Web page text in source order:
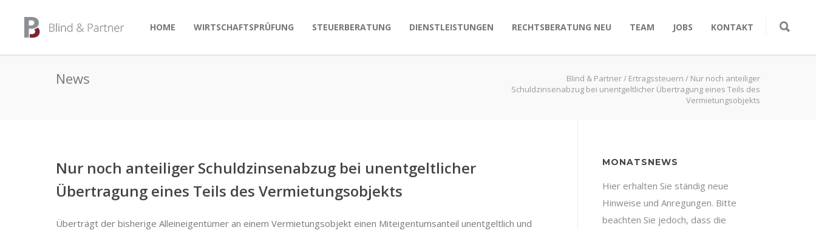
HOME WIRTSCHAFTSPRÜFUNG STEUERBERATUNG DIENSTLEISTUNGEN RECHTSBERATUNG NEU TEAM JOBS KONTAKT
News Blind & Partner/ Ertragssteuern / Nur noch anteiliger
Schuldzinsenabzug bei unentgeltlicher Übertragung eines Teils des
Vermietungsobjekts
Nur noch anteiliger Schuldzinsenabzug bei unentgeltlicher
Übertragung eines Teils des Vermietungsobjekts
Überträgt der bisherige Alleineigentümer an einem Vermietungsobjekt einen Miteigentumsanteil unentgeltlich und
MONATSNEWS
Hier erhalten Sie ständig neue
Hinweise und Anregungen. Bitte
beachten Sie jedoch, dass die